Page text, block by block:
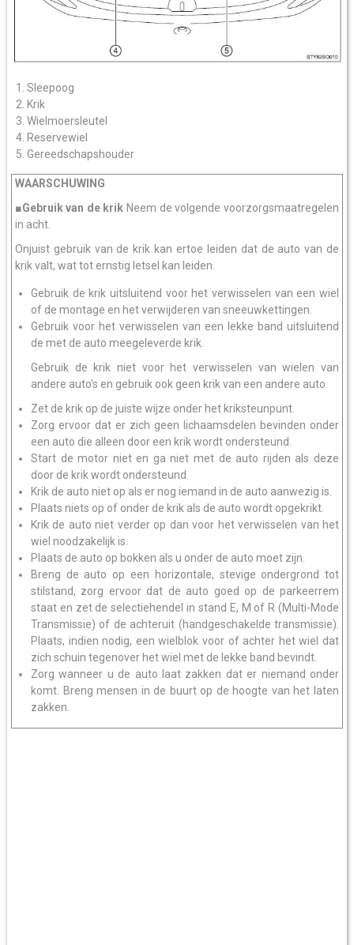
Sleepoog
Krik
Wielmoersleutel
Reservewiel
Gereedschapshouder
WAARSCHUWING
■Gebruik van de krik Neem de volgende voorzorgsmaatregelen
in acht.
Onjuist gebruik van de krik kan ertoe leiden dat de auto van de
krik valt, wat tot ernstig letsel kan leiden.
Gebruik de krik uitsluitend voor het verwisselen van een wiel
of de montage en het verwijderen van sneeuwkettingen.
Gebruik voor het verwisselen van een lekke band uitsluitend
de met de auto meegeleverde krik.
Gebruik de krik niet voor het verwisselen van wielen van
andere auto's en gebruik ook geen krik van een andere auto.
Zet de krik op de juiste wijze onder het kriksteunpunt.
Zorg ervoor dat er zich geen lichaamsdelen bevinden onder
een auto die alleen door een krik wordt ondersteund.
Start de motor niet en ga niet met de auto rijden als deze
door de krik wordt ondersteund.
Krik de auto niet op als er nog iemand in de auto aanwezig is.
Plaats niets op of onder de krik als de auto wordt opgekrikt.
Krik de auto niet verder op dan voor het verwisselen van het
wiel noodzakelijk is.
Plaats de auto op bokken als u onder de auto moet zijn.
Breng de auto op een horizontale, stevige ondergrond tot
stilstand, zorg ervoor dat de auto goed op de parkeerrem
staat en zet de selectiehendel in stand E, M of R (Multi-Mode
Transmissie) of de achteruit (handgeschakelde transmissie).
Plaats, indien nodig, een wielblok voor of achter het wiel dat
zich schuin tegenover het wiel met de lekke band bevindt.
Zorg wanneer u de auto laat zakken dat er niemand onder
komt. Breng mensen in de buurt op de hoogte van het laten
zakken.